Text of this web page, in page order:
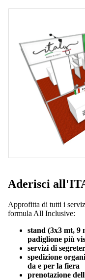
Aderisci
Approfitta di tutti i
formula All Inclusive:
stand (3x3 mt, 9
padiglione più
servizi di
spedizione
da e per la fiera
prenotazione